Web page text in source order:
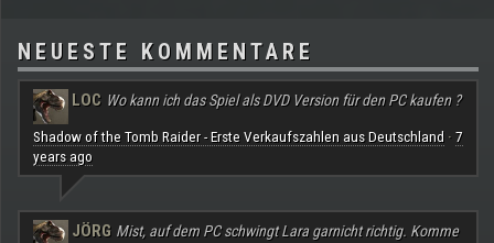
NEUESTE KOMMENTARE
LOC Wo kann ich das Spiel als DVD Version für den PC kaufen ?
Shadow of the Tomb Raider - Erste Verkaufszahlen aus Deutschland · 7
years ago
JÖRG Mist, auf dem PC schwingt Lara garnicht richtig. Komme